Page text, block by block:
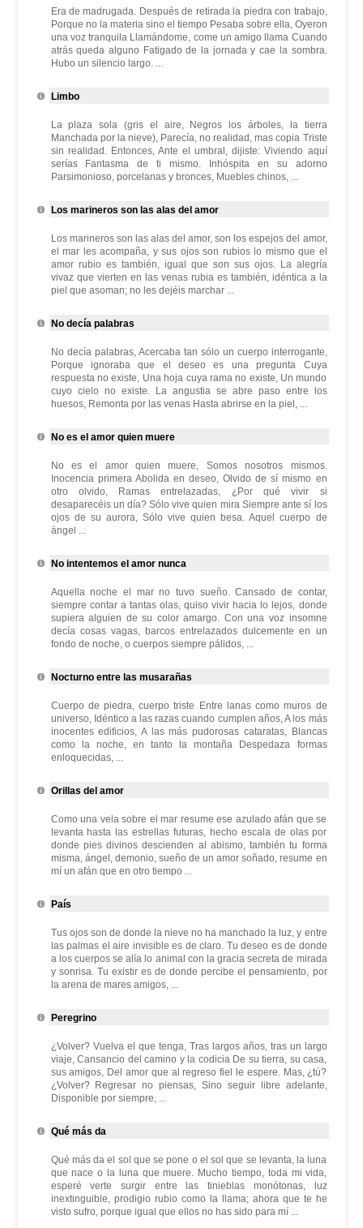
Era de madrugada. Después de retirada la piedra con trabajo,
Porque no la materia sino el tiempo Pesaba sobre ella, Oyeron
una voz tranquila Llamándome, come un amigo llama Cuando
atrás queda alguno Fatigado de la jornada y cae la sombra.
Hubo un silencio largo. ...
Limbo
La plaza sola (gris el aire, Negros los árboles, la tierra
Manchada por la nieve), Parecía, no realidad, mas copia Triste
sin realidad. Entonces, Ante el umbral, dijiste: Viviendo aquí
serías Fantasma de ti mismo. Inhóspita en su adorno
Parsimonioso, porcelanas y bronces, Muebles chinos, ...
Los marineros son las alas del amor
Los marineros son las alas del amor, son los espejos del amor,
el mar les acompaña, y sus ojos son rubios lo mismo que el
amor rubio es también, igual que son sus ojos. La alegría
vivaz que vierten en las venas rubia es también, idéntica a la
piel que asoman; no les dejéis marchar ...
No decía palabras
No decía palabras, Acercaba tan sólo un cuerpo interrogante,
Porque ignoraba que el deseo es una pregunta Cuya
respuesta no existe, Una hoja cuya rama no existe, Un mundo
cuyo cielo no existe. La angustia se abre paso entre los
huesos, Remonta por las venas Hasta abrirse en la piel, ...
No es el amor quien muere
No es el amor quien muere, Somos nosotros mismos.
Inocencia primera Abolida en deseo, Olvido de sí mismo en
otro olvido, Ramas entrelazadas, ¿Por qué vivir si
desaparecéis un día? Sólo vive quien mira Siempre ante sí los
ojos de su aurora, Sólo vive quien besa. Aquel cuerpo de
ángel ...
No intentemos el amor nunca
Aquella noche el mar no tuvo sueño. Cansado de contar,
siempre contar a tantas olas, quiso vivir hacia lo lejos, donde
supiera alguien de su color amargo. Con una voz insomne
decía cosas vagas, barcos entrelazados dulcemente en un
fondo de noche, o cuerpos siempre pálidos, ...
Nocturno entre las musarañas
Cuerpo de piedra, cuerpo triste Entre lanas como muros de
universo, Idéntico a las razas cuando cumplen años, A los más
inocentes edificios, A las más pudorosas cataratas, Blancas
como la noche, en tanto la montaña Despedaza formas
enloquecidas, ...
Orillas del amor
Como una vela sobre el mar resume ese azulado afán que se
levanta hasta las estrellas futuras, hecho escala de olas por
donde pies divinos descienden al abismo, también tu forma
misma, ángel, demonio, sueño de un amor soñado, resume en
mí un afán que en otro tiempo ...
País
Tus ojos son de donde la nieve no ha manchado la luz, y entre
las palmas el aire invisible es de claro. Tu deseo es de donde
a los cuerpos se alía lo animal con la gracia secreta de mirada
y sonrisa. Tu existir es de donde percibe el pensamiento, por
la arena de mares amigos, ...
Peregrino
¿Volver? Vuelva el que tenga, Tras largos años, tras un largo
viaje, Cansancio del camino y la codicia De su tierra, su casa,
sus amigos, Del amor que al regreso fiel le espere. Mas, ¿tú?
¿Volver? Regresar no piensas, Sino seguir libre adelante,
Disponible por siempre, ...
Qué más da
Qué más da el sol que se pone o el sol que se levanta, la luna
que nace o la luna que muere. Mucho tiempo, toda mi vida,
esperé verte surgir entre las tinieblas monótonas, luz
inextinguible, prodigio rubio como la llama; ahora que te he
visto sufro, porque igual que ellos no has sido para mí ...